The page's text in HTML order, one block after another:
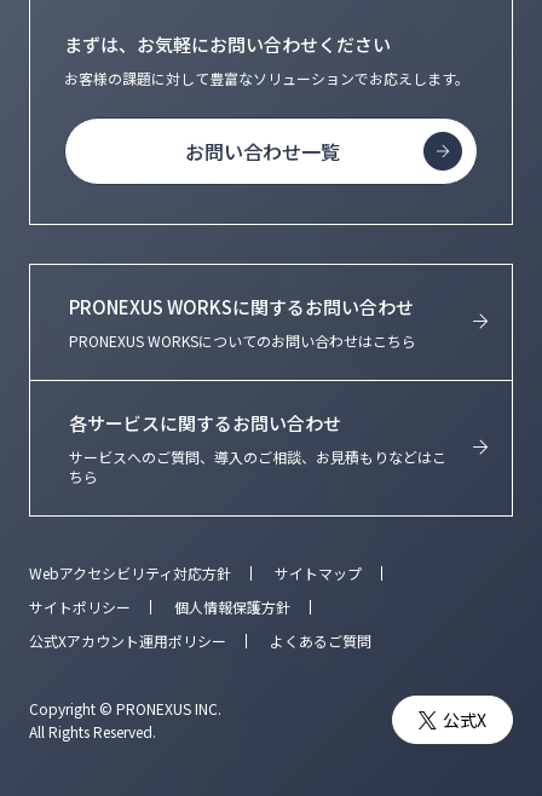
まずは、お気軽にお問い合わせください
お客様の課題に対して豊富なソリューションでお応えします。
お問い合わせ一覧
PRONEXUS WORKSに関するお問い合わせ
PRONEXUS WORKSについてのお問い合わせはこちら
各サービスに関するお問い合わせ
サービスへのご質問、導入のご相談、お見積もりなどはこ
ちら
Webアクセシビリティ対応方針
サイトマップ
サイトポリシー
個人情報保護方針
公式Xアカウント運用ポリシー
よくあるご質問
Copyright © PRONEXUS INC.
All Rights Reserved.
公式X